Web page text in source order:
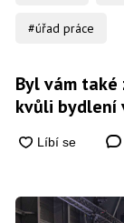
#úřad práce
Byl vám
kvůli bydlení